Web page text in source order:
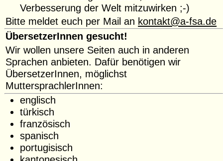
Verbesserung der Welt mitzuwirken ;-)
Bitte meldet euch per Mail an kontakt@a-fsa.de
ÜbersetzerInnen gesucht!
Wir wollen unsere Seiten auch in anderen
Sprachen anbieten. Dafür benötigen wir
ÜbersetzerInnen, möglichst
MuttersprachlerInnen:
englisch
türkisch
französisch
spanisch
portugisisch